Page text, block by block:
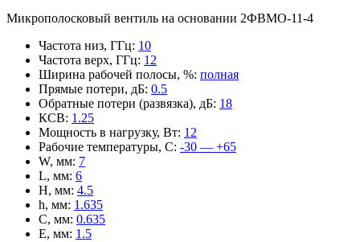
Микрополосковый вентиль на основании 2ФВМO-11-4
Частота низ, ГГц: 10
Частота верх, ГГц: 12
Ширина рабочей полосы, %: полная
Прямые потери, дБ: 0.5
Обратные потери (развязка), дБ: 18
КСВ: 1.25
Мощность в нагрузку, Вт: 12
Рабочие температуры, С: -30 — +65
W, мм: 7
L, мм: 6
H, мм: 4.5
h, мм: 1.635
C, мм: 0.635
E, мм: 1.5